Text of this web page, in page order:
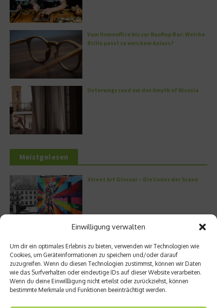
Einwilligung verwalten
Um dir ein optimales Erlebnis zu bieten, verwenden wir Technologien wie
Cookies, um Geräteinformationen zu speichern und/oder darauf
zuzugreifen. Wenn du diesen Technologien zustimmst, können wir Daten
wie das Surfverhalten oder eindeutige IDs auf dieser Website verarbeiten.
Wenn du deine Einwillligung nicht erteilst oder zurückziehst, können
bestimmte Merkmale und Funktionen beeinträchtigt werden.
Vom Homeoffice bis zur Rooftop Bar: Welche
Brille passt zu welchem Anlass?
Unterwegs rund um das Amyth of Nicosia
Meistgelesen
Street Art Glossar – Die Codes der Szene
Kann man Hunde vegan ernähren?